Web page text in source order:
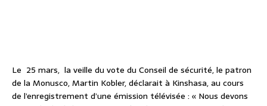
Le 25 mars, la veille du vote du Conseil de sécurité, le patron
de la Monusco, Martin Kobler, déclarait à Kinshasa, au cours
de l’enregistrement d’une émission télévisée : « Nous devons